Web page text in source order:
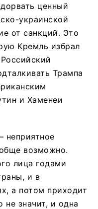
ценный
украинской
от санкций. Это
Кремль избрал
Трампа
и Хаменеи
неприятное
возможно.
лица годами
и в
а потом приходит
не значит, и одна